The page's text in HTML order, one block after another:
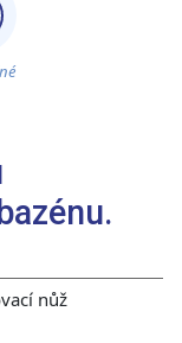
nůž